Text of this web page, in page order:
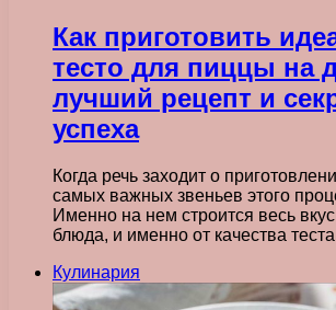
Как приготовить
тесто для пиццы на
лучший рецепт и
успеха
Когда речь заходит о
самых важных звеньев этого
Именно на нем строится весь
блюда, и именно от качества
Кулинария